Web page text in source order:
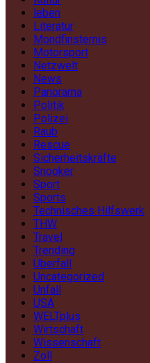
leben
Literatur
Mondfinsternis
Motorsport
Netzwelt
News
Panorama
Politik
Polizei
Raub
Rescue
Sicherheitskräfte
Snooker
Sport
Sports
Technisches Hilfswerk
THW
Travel
Trending
Überfall
Uncategorized
Unfall
USA
WELTplus
Wirtschaft
Wissenschaft
Zoll